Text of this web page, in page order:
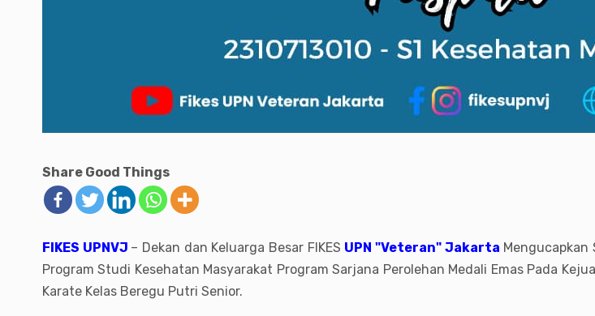
Share Good Things
FIKES UPNVJ – Dekan dan Keluarga Besar FIKES UPN "Veteran" Jakarta Mengucapkan
Program Studi Kesehatan Masyarakat Program Sarjana Perolehan Medali Emas Pada
Karate Kelas Beregu Putri Senior.